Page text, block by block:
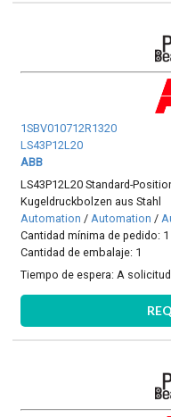
1SBV010712R1320
LS43P12L20
ABB
LS43P12L20 Standard-
Kugeldruckbolzen aus Stahl
Automation / Automation /
Cantidad mínima de pedido: 1
Cantidad de embalaje: 1
Tiempo de espera:A solicitud